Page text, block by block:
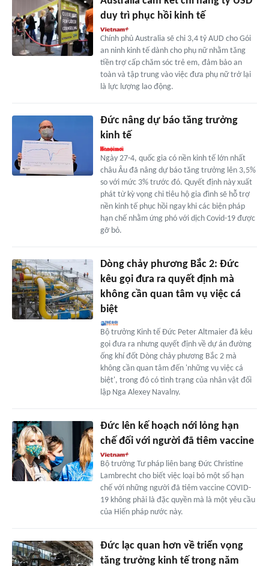
duy trì phục hồi kinh tế
Chính phủ Australia sẽ chi 3,4 tỷ AUD cho Gói
an ninh kinh tế dành cho phụ nữ nhằm tăng
tiền trợ cấp chăm sóc trẻ em, đảm bảo an
toàn và tập trung vào việc đưa phụ nữ trở lại
là lực lượng lao động.
Đức nâng dự báo tăng trưởng
kinh tế
Ngày 27-4, quốc gia có nền kinh tế lớn nhất
châu Âu đã nâng dự báo tăng trưởng lên 3,5%
so với mức 3% trước đó. Quyết định này xuất
phát từ kỳ vọng chi tiêu hộ gia đình sẽ hỗ trợ
nền kinh tế phục hồi ngay khi các biện pháp
hạn chế nhằm ứng phó với dịch Covid-19 được
gỡ bỏ.
Dòng chảy phương Bắc 2: Đức
kêu gọi đưa ra quyết định mà
không cần quan tâm vụ việc cá
biệt
Bộ trưởng Kinh tế Đức Peter Altmaier đã kêu
gọi đưa ra nhưng quyết định về dự án đường
ống khí đốt Dòng chảy phương Bắc 2 mà
không cần quan tâm đến 'những vụ việc cá
biệt', trong đó có tình trạng của nhân vật đối
lập Nga Alexey Navalny.
Đức lên kế hoạch nới lỏng hạn
chế đối với người đã tiêm vaccine
Bộ trưởng Tư pháp liên bang Đức Christine
Lambrecht cho biết việc loại bỏ một số hạn
chế với những người đã tiêm vaccine COVID-
19 không phải là đặc quyền mà là một yêu cầu
của Hiến pháp nước này.
Đức lạc quan hơn về triển vọng
tăng trưởng kinh tế trong năm